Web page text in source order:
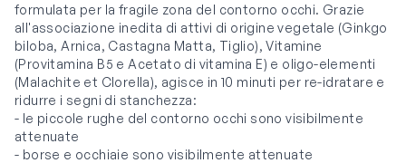
formulata per la fragile zona del contorno occhi. Grazie
all'associazione inedita di attivi di origine vegetale (Ginkgo
biloba, Arnica, Castagna Matta, Tiglio), Vitamine
(Provitamina B5 e Acetato di vitamina E) e oligo-elementi
(Malachite et Clorella), agisce in 10 minuti per re-idratare e
ridurre i segni di stanchezza:
- le piccole rughe del contorno occhi sono visibilmente
attenuate
- borse e occhiaie sono visibilmente attenuate